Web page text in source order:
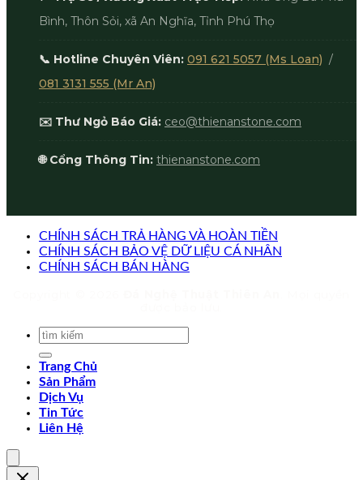
Bình, Thôn Sỏi, xã An Nghĩa, Tỉnh Phú Thọ
📞 Hotline Chuyên Viên: 091 621 5057 (Ms Loan) /
081 3131 555 (Mr An)
✉️ Thư Ngỏ Báo Giá: ceo@thienanstone.com
🌐 Cổng Thông Tin: thienanstone.com
CHÍNH SÁCH TRẢ HÀNG VÀ HOÀN TIỀN
CHÍNH SÁCH BẢO VỆ DỮ LIỆU CÁ NHÂN
CHÍNH SÁCH BÁN HÀNG
Trang Chủ
Sản Phẩm
Dịch Vụ
Tin Tức
Liên Hệ